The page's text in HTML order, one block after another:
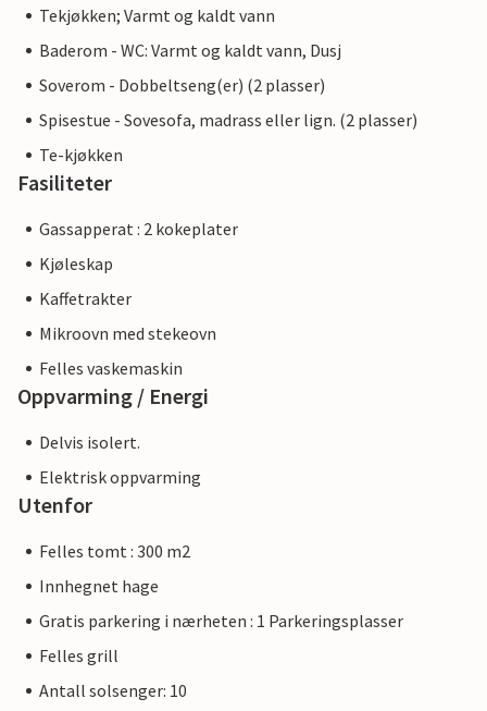
Tekjøkken; Varmt og kaldt vann
Baderom - WC: Varmt og kaldt vann, Dusj
Soverom - Dobbeltseng(er) (2 plasser)
Spisestue - Sovesofa, madrass eller lign. (2 plasser)
Te-kjøkken
Fasiliteter
Gassapperat : 2 kokeplater
Kjøleskap
Kaffetrakter
Mikroovn med stekeovn
Felles vaskemaskin
Oppvarming / Energi
Delvis isolert.
Elektrisk oppvarming
Utenfor
Felles tomt : 300 m2
Innhegnet hage
Gratis parkering i nærheten : 1 Parkeringsplasser
Felles grill
Antall solsenger: 10